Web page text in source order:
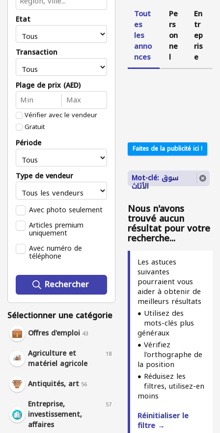
État
Transaction
Plage de prix (AED)
Vérifier avec le vendeur
Gratuit
Période
Type de vendeur
Avec photo seulement
Articles premium
uniquement
Avec numéro de
téléphone
Rechercher
Sélectionner une catégorie
Offres d'emploi 43
Agriculture et
matériel agricole
18
Antiquités, art 56
Entreprise,
investissement,
affaires
57
Tout
es
les
anno
nces
Pe
rs
on
ne
l
En
tr
ep
ris
e
Faites de la publicité ici !
Mot-clé: سوق
الأثاث
Nous n'avons
trouvé aucun
résultat pour votre
recherche...
Les astuces
suivantes
pourraient vous
aider à obtenir de
meilleurs résultats
Utilisez des
mots-clés plus
généraux
Vérifiez
l'orthographe de
la position
Réduisez les
filtres, utilisez-en
moins
Réinitialiser le
filtre →